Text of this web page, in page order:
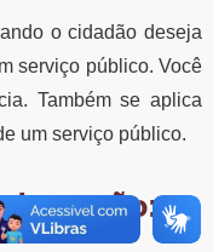
o cidadão deseja
serviço público. Você
Também se aplica
um serviço público.